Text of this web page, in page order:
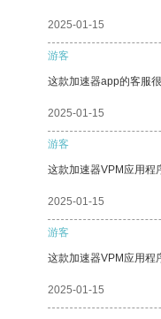
2025-01-15
游客
这款加速器app的客服
2025-01-15
游客
这款加速器VPM应用程
2025-01-15
游客
这款加速器VPM应用程
2025-01-15